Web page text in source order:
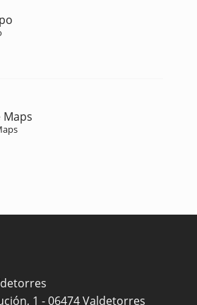
Maps
1 - 06474 Valdetorres